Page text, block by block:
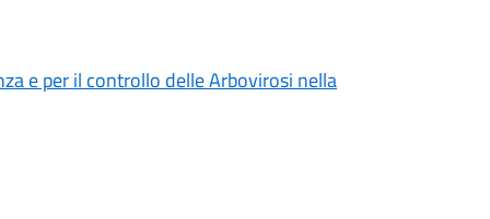
e per il controllo delle Arbovirosi nella